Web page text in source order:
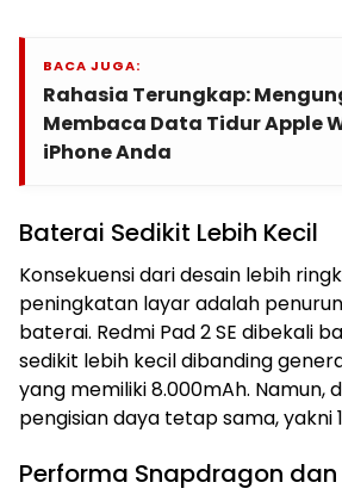
BACA JUGA:
Rahasia Terungkap:
Membaca Data Tidur Apple
iPhone Anda
Baterai Sedikit Lebih Kecil
Konsekuensi dari desain lebih
peningkatan layar adalah
baterai. Redmi Pad 2 SE dibekali
sedikit lebih kecil dibanding
yang memiliki 8.000mAh. Namun,
pengisian daya tetap sama, yakni
Performa Snapdragon dan